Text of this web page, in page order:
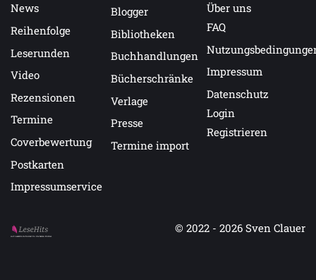
News
Reihenfolge
Leserunden
Video
Rezensionen
Termine
Coverbewertung
Postkarten
Impressumservice
Blogger
Bibliotheken
Buchhandlungen
Bücherschränke
Verlage
Presse
Termine import
Über uns
FAQ
Impressum
Datenschutz
Login
Registrieren
Auf LeseHits.de findest Du die besten Bücher.
© 2022 - 2026 Sven Clauer